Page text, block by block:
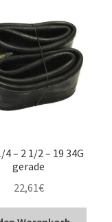
4 – 2 1/2 – 19 34G
gerade
22,61€